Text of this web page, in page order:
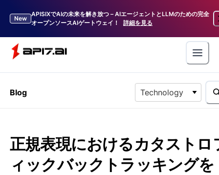
New
APISIXでAIの未来を解き放つ – AIエージェントとLLMのための完全
オープンソースAIゲートウェイ！
詳細を見る
Blog Technology
正規表現におけるカタストロ
ィックバックトラッキングを